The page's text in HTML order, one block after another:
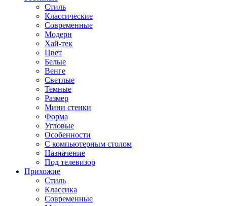
Стиль
Классические
Современные
Модерн
Хай-тек
Цвет
Белые
Венге
Светлые
Темные
Размер
Мини стенки
Форма
Угловые
Особенности
С компьютерным столом
Назначение
Под телевизор
Прихожие
Стиль
Классика
Современные